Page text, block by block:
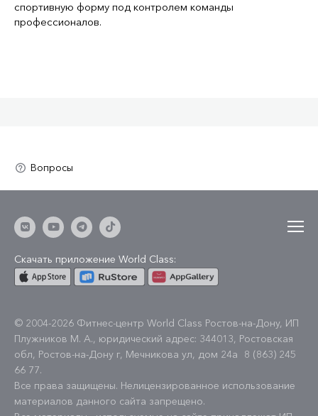
спортивную форму под контролем команды
профессионалов.
Скачать приложение World Class:
© 2004-2026 Фитнес-центр World Class Ростов-на-Дону, ИП
Плужников М. А., юридический адрес: 344013, Ростовская
обл, Ростов-на-Дону г, Мечникова ул, дом 24а
8 (863) 245
66 77.
Все права защищены. Нелицензированное использование
материалов данного сайта запрещено.